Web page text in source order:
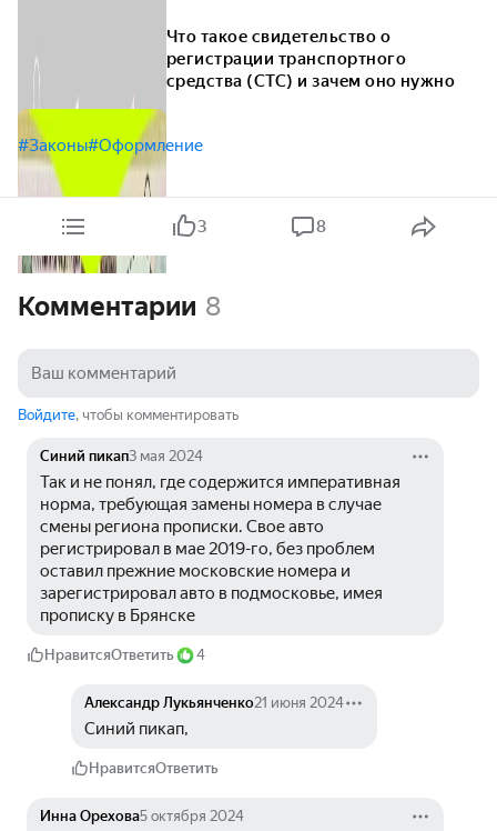
Что такое свидетельство о
регистрации транспортного
средства (СТС) и зачем оно нужно
#Законы#Оформление
3 8
Комментарии 8
Войдите, чтобы комментировать
Синий пикап3 мая 2024
Так и не понял, где содержится императивная
норма, требующая замены номера в случае
смены региона прописки. Свое авто
регистрировал в мае 2019-го, без проблем
оставил прежние московские номера и
зарегистрировал авто в подмосковье, имея
прописку в Брянске
НравитсяОтветить 4
Александр Лукьянченко21 июня 2024
Синий пикап,
НравитсяОтветить
Инна Орехова5 октября 2024